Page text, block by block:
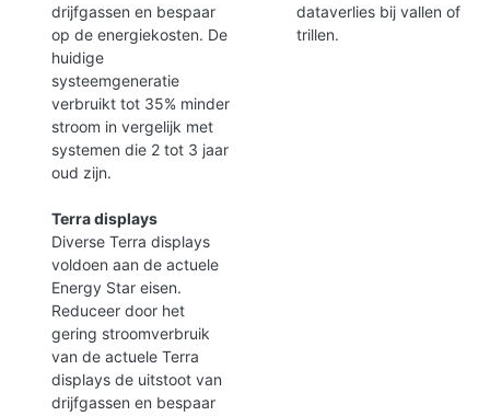
drijfgassen en bespaar
op de energiekosten. De
huidige
systeemgeneratie
verbruikt tot 35% minder
stroom in vergelijk met
systemen die 2 tot 3 jaar
oud zijn.
Terra displays
Diverse Terra displays
voldoen aan de actuele
Energy Star eisen.
Reduceer door het
gering stroomverbruik
van de actuele Terra
displays de uitstoot van
drijfgassen en bespaar
dataverlies bij vallen of
trillen.